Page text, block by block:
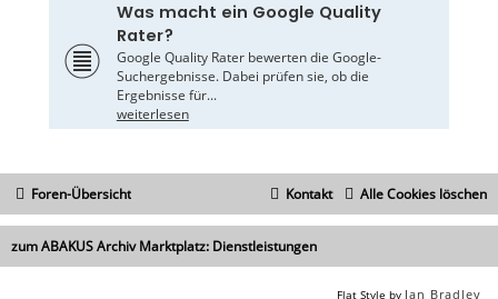
Was macht ein Google Quality
Rater?
Google Quality Rater bewerten die Google-
Suchergebnisse. Dabei prüfen sie, ob die
Ergebnisse für...
weiterlesen
Foren-Übersicht Alle Cookies löschen
Kontakt
zum ABAKUS Archiv Marktplatz: Dienstleistungen
Flat Style by Ian Bradley